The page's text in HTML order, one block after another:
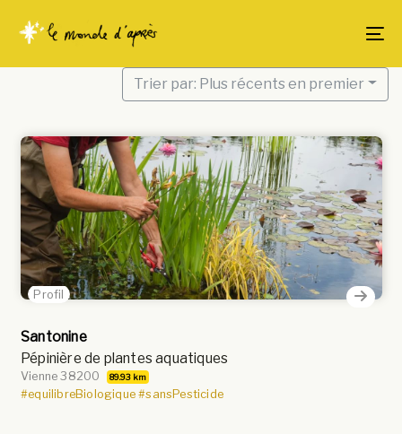
links
content
Trier par: Plus récents en premier
Profil
Santonine
Pépinière de plantes aquatiques
Vienne 38200 89.93 km
#equilibreBiologique #sansPesticide